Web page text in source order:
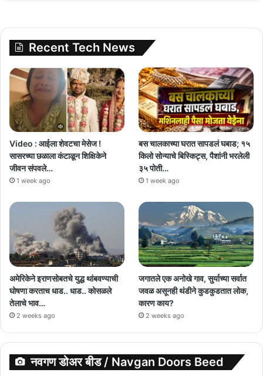
Recent Tech News
Video : आईला शेवटचा मेसेज !
सासरच्या छळाला कंटाळून शिक्षिकेने
जीवन संपवले…
1 week ago
बस चालकाच्या घरात सापडलं घबाड; १५
किलो सोन्याचे बिस्किट्स, पैशांनी भरलेली
३५ पोती…
1 week ago
अमेरिकेने इराणसोबतचे युद्ध थांबवण्याची
घोषणा करताच धाड.. धाड.. कोसळले
तेलाचे भाव…
2 weeks ago
जगातले एक अनोखे गाव, सुर्याच्या सर्वात
जवळ असूनही थंडीने कुडकुडतात लोक,
कारण काय?
2 weeks ago
नवगण डोअर बीड / Navgan Doors Beed